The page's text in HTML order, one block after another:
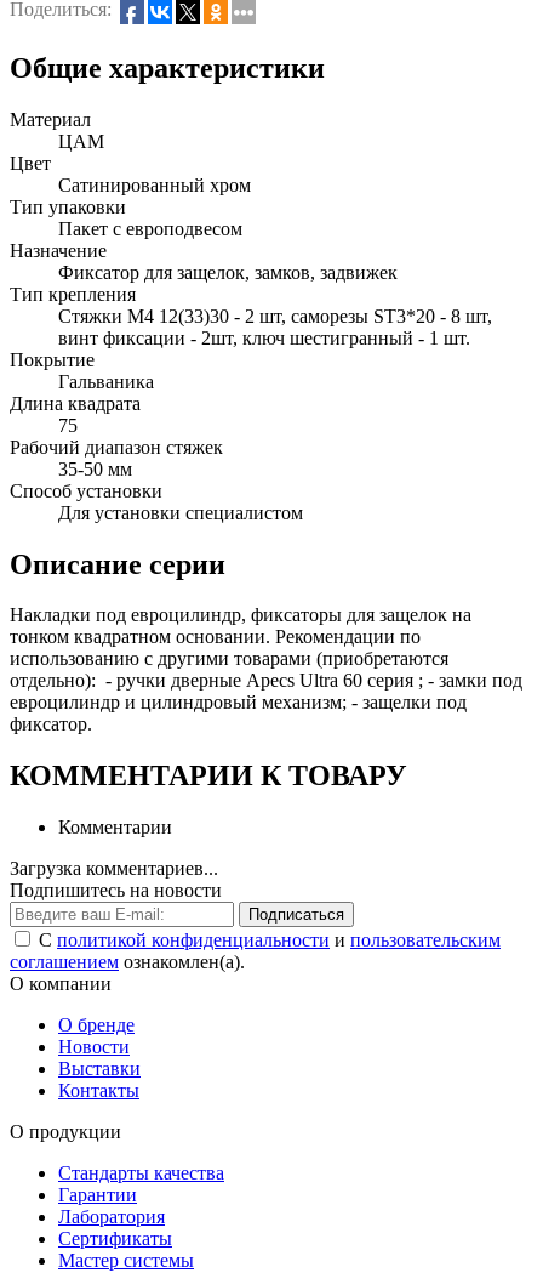
Поделиться:
Общие характеристики
Материал
ЦАМ
Цвет
Сатинированный хром
Тип упаковки
Пакет с европодвесом
Назначение
Фиксатор для защелок, замков, задвижек
Тип крепления
Стяжки M4 12(33)30 - 2 шт, саморезы SТ3*20 - 8 шт,
винт фиксации - 2шт, ключ шестигранный - 1 шт.
Покрытие
Гальваника
Длина квадрата
75
Рабочий диапазон стяжек
35-50 мм
Способ установки
Для установки специалистом
Описание серии
Накладки под евроцилиндр, фиксаторы для защелок на
тонком квадратном основании. Рекомендации по
использованию с другими товарами (приобретаются
отдельно): - ручки дверные Apecs Ultra 60 серия ; - замки под
евроцилиндр и цилиндровый механизм; - защелки под
фиксатор.
КОММЕНТАРИИ К ТОВАРУ
Комментарии
Загрузка комментариев...
Подпишитесь на новости
Подписаться
С политикой конфиденциальности и пользовательским
соглашением ознакомлен(а).
О компании
О бренде
Новости
Выставки
Контакты
О продукции
Стандарты качества
Гарантии
Лаборатория
Сертификаты
Мастер системы